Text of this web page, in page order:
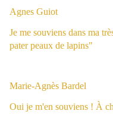
Agnes Guiot
Je me souviens dans ma
pater peaux de lapins"
Marie-Agnès Bardel
Oui je m'en souviens ! À